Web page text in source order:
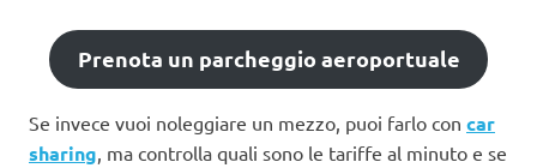
Prenota un parcheggio aeroportuale
Se invece vuoi noleggiare un mezzo, puoi farlo con car
sharing, ma controlla quali sono le tariffe al minuto e se